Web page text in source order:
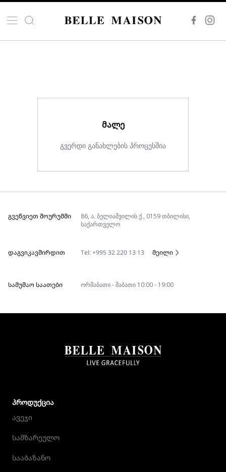
ᲛᲐᲚᲔ
გვერდი განახლების პროცესშია
ᲒᲕᲔᲬᲕᲘᲔᲗ ᲨᲝᲣᲠᲣᲛᲨᲘ
86, ა. ბელიაშვილის ქ., 0159 თბილისი,
საქართველო
ᲓᲐᲒᲕᲘᲙᲐᲕᲨᲘᲠᲓᲘᲗ Tel: +995 32 220 13 13 მეილი
ᲡᲐᲛᲣᲨᲐᲝ ᲡᲐᲐᲗᲔᲑᲘ ორშაბათი - შაბათი 10:00 - 19:00
ᲞᲠᲝᲓᲣᲥᲪᲘᲐ
ავეჯი
სამზარეულო
სააბაზანო